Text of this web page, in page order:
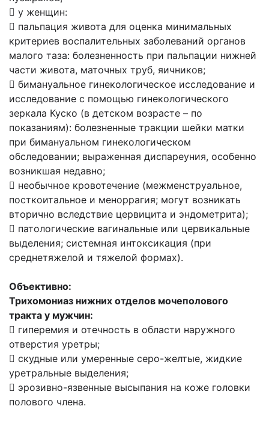
 у женщин:
 пальпация живота для оценка минимальных
критериев воспалительных заболеваний органов
малого таза: болезненность при пальпации нижней
части живота, маточных труб, яичников;
 бимануальное гинекологическое исследование и
исследование с помощью гинекологического
зеркала Куско (в детском возрасте – по
показаниям): болезненные тракции шейки матки
при бимануальном гинекологическом
обследовании; выраженная диспареуния, особенно
возникшая недавно;
 необычное кровотечение (межменструальное,
посткоитальное и меноррагия; могут возникать
вторично вследствие цервицита и эндометрита);
 патологические вагинальные или цервикальные
выделения; системная интоксикация (при
среднетяжелой и тяжелой формах).
Объективно:
Трихомониаз нижних отделов мочеполового
тракта у мужчин:
 гиперемия и отечность в области наружного
отверстия уретры;
 скудные или умеренные серо-желтые, жидкие
уретральные выделения;
 эрозивно-язвенные высыпания на коже головки
полового члена.